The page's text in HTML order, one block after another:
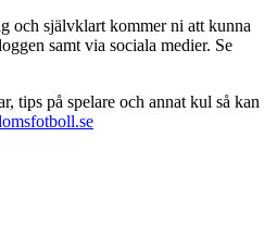
och självklart kommer ni att kunna
samt via sociala medier. Se
tips på spelare och annat kul så kan